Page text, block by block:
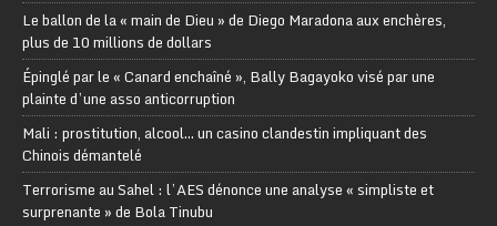
Le ballon de la « main de Dieu » de Diego Maradona aux enchères,
plus de 10 millions de dollars
Épinglé par le « Canard enchaîné », Bally Bagayoko visé par une
plainte d’une asso anticorruption
Mali : prostitution, alcool… un casino clandestin impliquant des
Chinois démantelé
Terrorisme au Sahel : l’AES dénonce une analyse « simpliste et
surprenante » de Bola Tinubu